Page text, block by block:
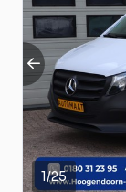
1/25